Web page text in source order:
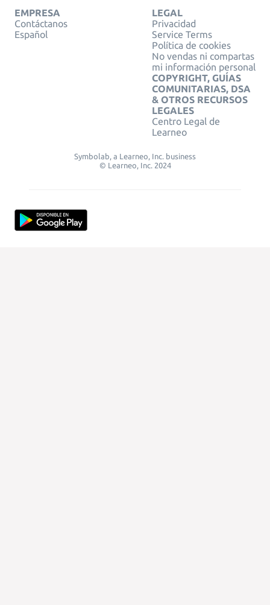
EMPRESA
Contáctanos
Español
LEGAL
Privacidad
Service Terms
Política de cookies
No vendas ni compartas
mi información personal
COPYRIGHT, GUÍAS
COMUNITARIAS, DSA
& OTROS RECURSOS
LEGALES
Centro Legal de
Learneo
Symbolab, a Learneo, Inc. business
© Learneo, Inc. 2024